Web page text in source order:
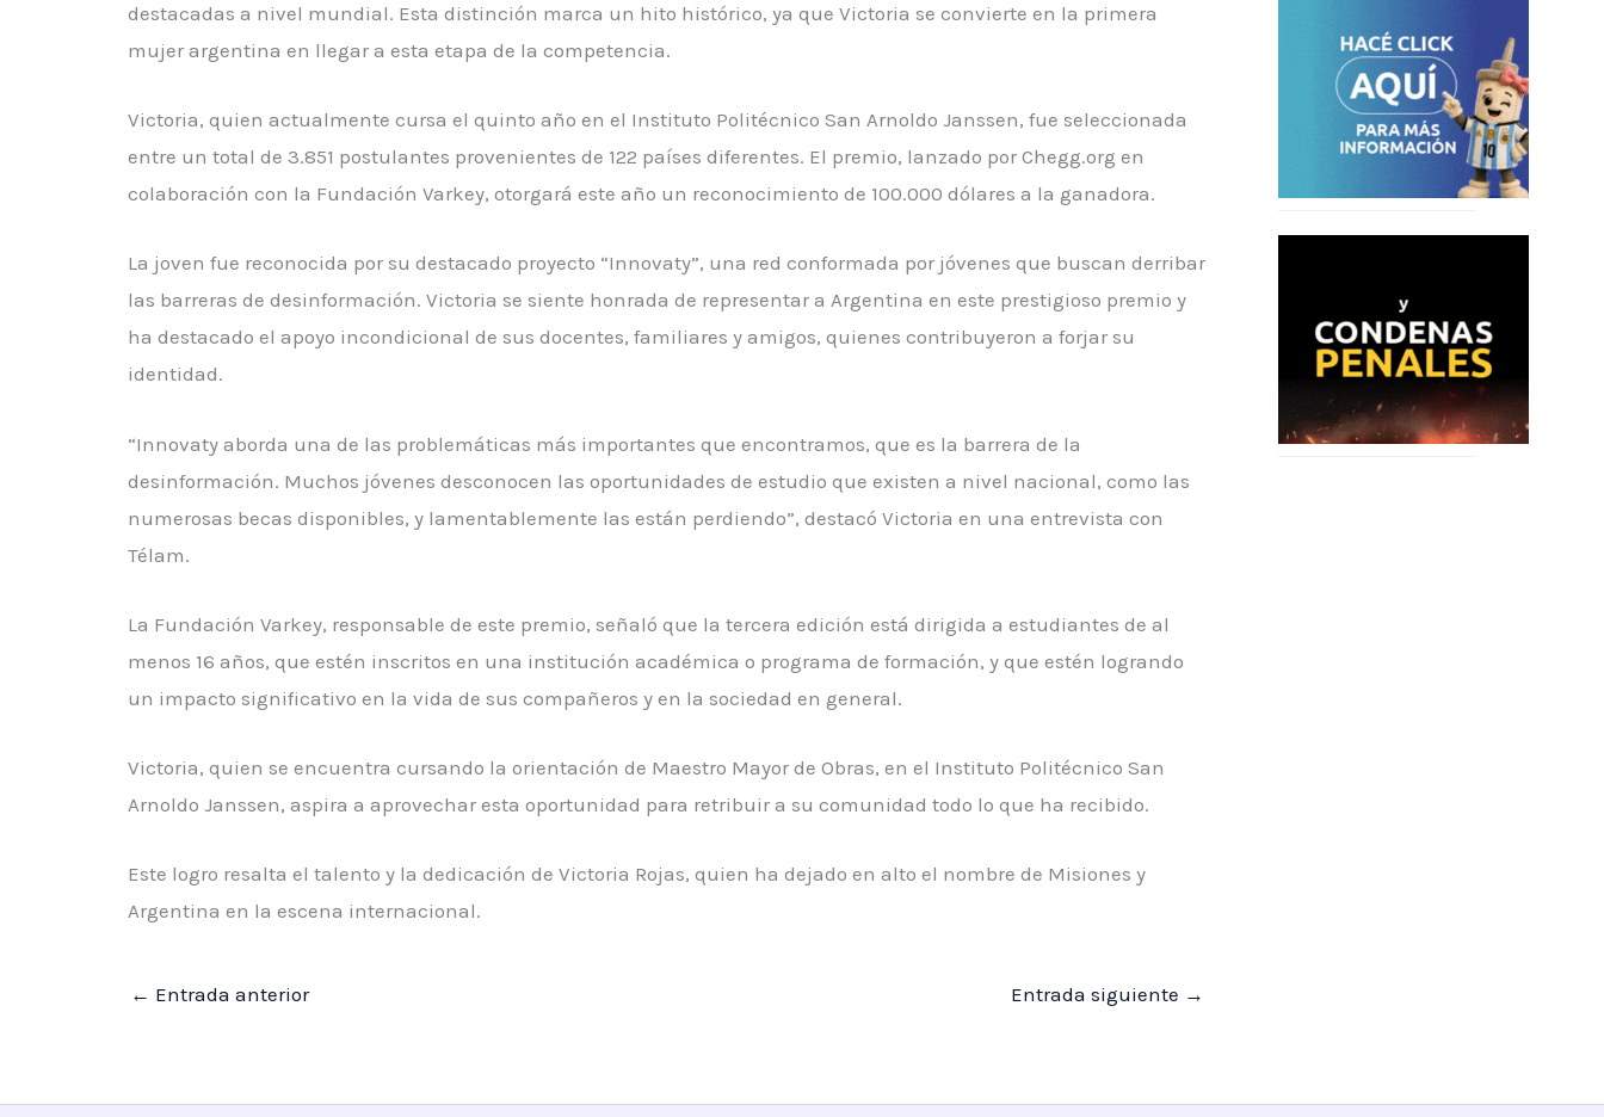
destacadas a nivel mundial. Esta distinción marca un hito histórico, ya que Victoria se convierte en la primera
mujer argentina en llegar a esta etapa de la competencia.
Victoria, quien actualmente cursa el quinto año en el Instituto Politécnico San Arnoldo Janssen, fue seleccionada
entre un total de 3.851 postulantes provenientes de 122 países diferentes. El premio, lanzado por Chegg.org en
colaboración con la Fundación Varkey, otorgará este año un reconocimiento de 100.000 dólares a la ganadora.
La joven fue reconocida por su destacado proyecto “Innovaty”, una red conformada por jóvenes que buscan derribar
las barreras de desinformación. Victoria se siente honrada de representar a Argentina en este prestigioso premio y
ha destacado el apoyo incondicional de sus docentes, familiares y amigos, quienes contribuyeron a forjar su
identidad.
“Innovaty aborda una de las problemáticas más importantes que encontramos, que es la barrera de la
desinformación. Muchos jóvenes desconocen las oportunidades de estudio que existen a nivel nacional, como las
numerosas becas disponibles, y lamentablemente las están perdiendo”, destacó Victoria en una entrevista con
Télam.
La Fundación Varkey, responsable de este premio, señaló que la tercera edición está dirigida a estudiantes de al
menos 16 años, que estén inscritos en una institución académica o programa de formación, y que estén logrando
un impacto significativo en la vida de sus compañeros y en la sociedad en general.
Victoria, quien se encuentra cursando la orientación de Maestro Mayor de Obras, en el Instituto Politécnico San
Arnoldo Janssen, aspira a aprovechar esta oportunidad para retribuir a su comunidad todo lo que ha recibido.
Este logro resalta el talento y la dedicación de Victoria Rojas, quien ha dejado en alto el nombre de Misiones y
Argentina en la escena internacional.
← Entrada anterior Entrada siguiente →